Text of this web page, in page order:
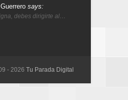
says:
debes dirigirte al…
- 2026 Tu Parada Digital